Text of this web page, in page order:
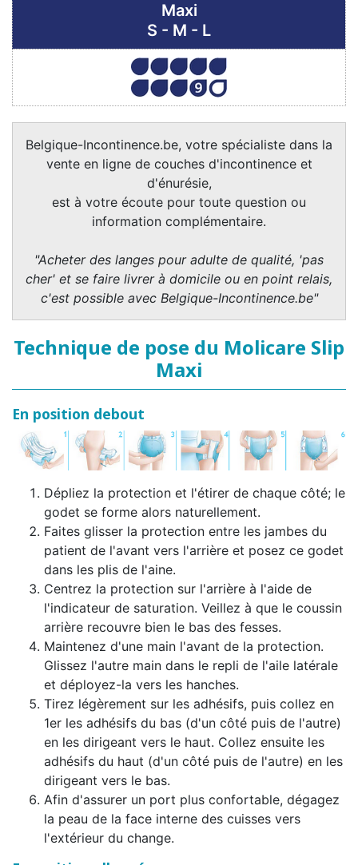
Maxi
S - M - L
Belgique-Incontinence.be, votre spécialiste dans la
vente en ligne de couches d'incontinence et
d'énurésie,
est à votre écoute pour toute question ou
information complémentaire.
"Acheter des langes pour adulte de qualité, 'pas
cher' et se faire livrer à domicile ou en point relais,
c'est possible avec Belgique-Incontinence.be"
Technique de pose du Molicare Slip
Maxi
En position debout
Dépliez la protection et l'étirer de chaque côté; le
godet se forme alors naturellement.
Faites glisser la protection entre les jambes du
patient de l'avant vers l'arrière et posez ce godet
dans les plis de l'aine.
Centrez la protection sur l'arrière à l'aide de
l'indicateur de saturation. Veillez à que le coussin
arrière recouvre bien le bas des fesses.
Maintenez d'une main l'avant de la protection.
Glissez l'autre main dans le repli de l'aile latérale
et déployez-la vers les hanches.
Tirez légèrement sur les adhésifs, puis collez en
1er les adhésifs du bas (d'un côté puis de l'autre)
en les dirigeant vers le haut. Collez ensuite les
adhésifs du haut (d'un côté puis de l'autre) en les
dirigeant vers le bas.
Afin d'assurer un port plus confortable, dégagez
la peau de la face interne des cuisses vers
l'extérieur du change.